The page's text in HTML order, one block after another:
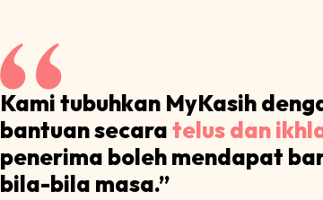
Kami tubuhkan MyKasih
bantuan secaratelus dan
penerima boleh mendapat
bila-bila masa.”